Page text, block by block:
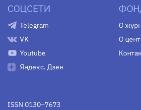
СОЦСЕТИ
Telegram
VK
Youtube
Яндекс. Дзен
О
О
ISSN 0130–7673